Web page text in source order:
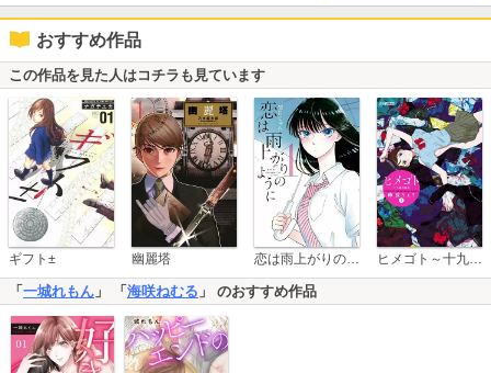
おすすめ作品
この作品を見た人はコチラも見ています
ギフト± 幽麗塔 恋は雨上がりのように ヒメゴト～十九歳の制服～
「 一城れもん 」 「 海咲ねむる 」 のおすすめ作品